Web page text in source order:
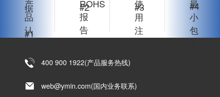
据
#1
#2
#3
#4
产
品
认
#5
ROHS
报
告
#6
使
用
注
#7
最
小
包
400 900 1922(产品服务热线)
web@ymin.com(国内业务联系)